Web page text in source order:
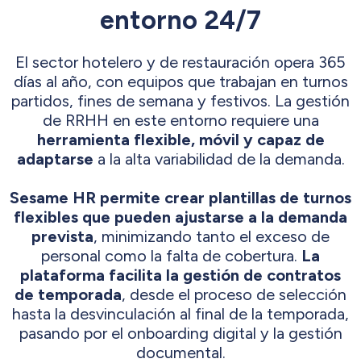
entorno 24/7
El sector hotelero y de restauración opera 365
días al año, con equipos que trabajan en turnos
partidos, fines de semana y festivos. La gestión
de RRHH en este entorno requiere una
herramienta flexible, móvil y capaz de
adaptarse a la alta variabilidad de la demanda.
Sesame HR permite crear plantillas de turnos
flexibles que pueden ajustarse a la demanda
prevista, minimizando tanto el exceso de
personal como la falta de cobertura. La
plataforma facilita la gestión de contratos
de temporada, desde el proceso de selección
hasta la desvinculación al final de la temporada,
pasando por el onboarding digital y la gestión
documental.